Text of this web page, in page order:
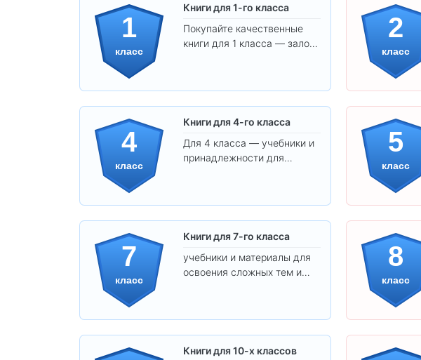
1
класс
Книги для 1-го класса
Покупайте качественные
книги для 1 класса — залог
2
класс
4
класс
Книги для 4-го класса
Для 4 класса — учебники и
принадлежности для
5
класс
7
класс
Книги для 7-го класса
учебники и материалы для
освоения сложных тем и
8
класс
Книги для 10-х классов